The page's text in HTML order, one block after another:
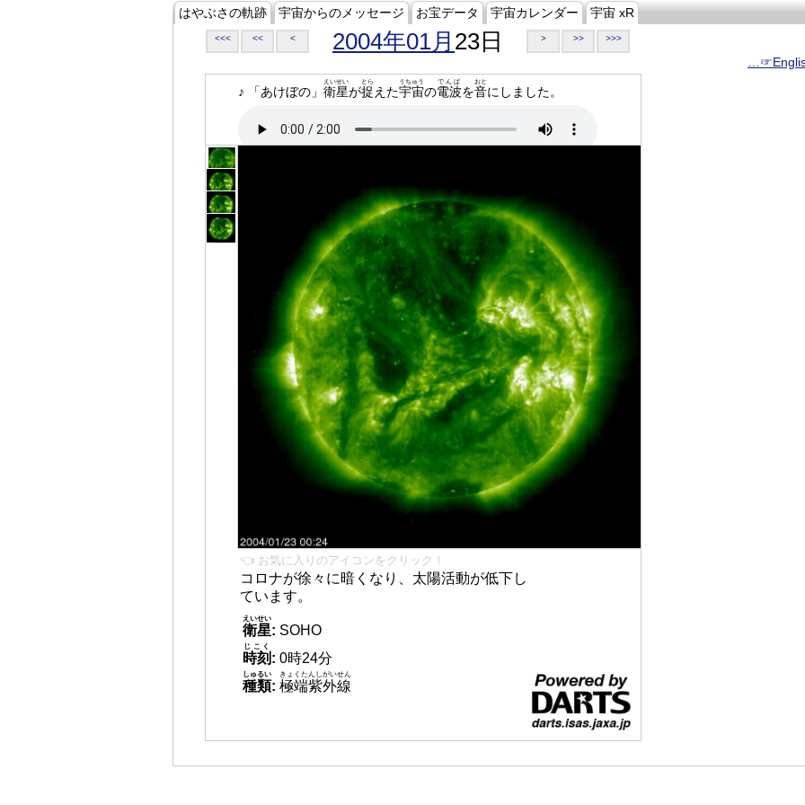
はやぶさの軌跡 宇宙からのメッセージ お宝データ 宇宙カレンダー 宇宙 xR
<<< << < 2004年01月 23日 > >> >>>
♪ 「あけぼの」 衛星
えいせい
が捉
とら
えた宇宙
うちゅう
の電波
でんぱ
を音
おと
にしました。
👈 お気に入りのアイコンをクリック！
コロナが徐々に暗くなり、太陽活動が低下し
ています。
衛星
えいせい
: SOHO
時刻
じこく
: 0時24分
種類
しゅるい
: 極端紫外線
きょくたんしがいせん